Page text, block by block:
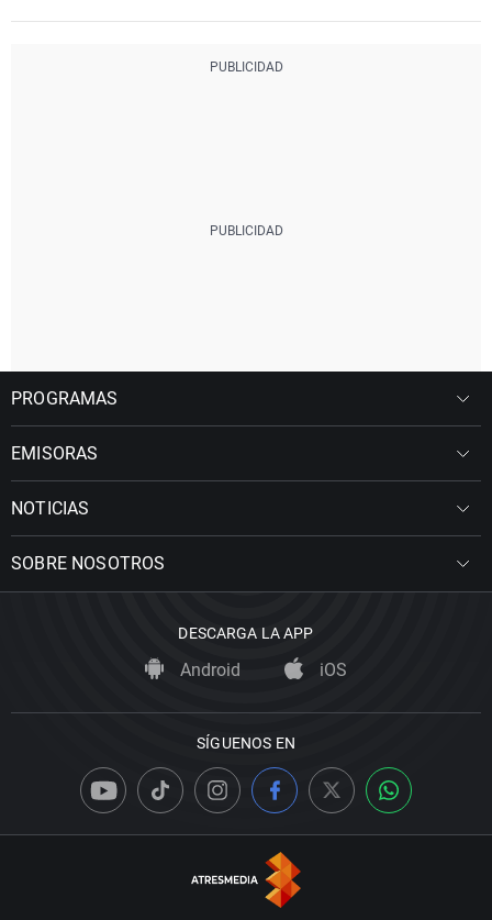
PROGRAMAS
EMISORAS
NOTICIAS
SOBRE NOSOTROS
DESCARGA LA APP
Android iOS
SÍGUENOS EN